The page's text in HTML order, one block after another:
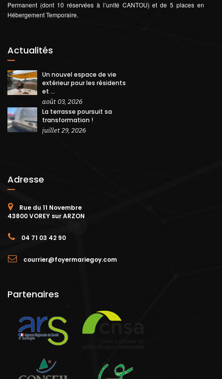
Permanent (dont 10 réservées à l’unité CANTOU) et de 5 places en
Hébergement Temporaire.
Actualités
Un nouvel espace de vie
extérieur pour les résidents
et ...
août 03, 2026
La terrasse poursuit sa
transformation !
juillet 29, 2026
Adresse
Rue du 11 Novembre
43800 VOREY sur ARZON
04 71 03 42 90
courrier@foyermariegoy.com
Partenaires